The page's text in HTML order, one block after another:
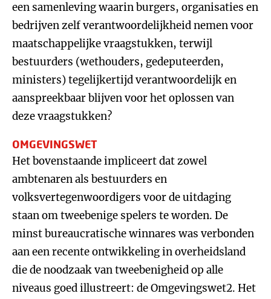
een samenleving waarin burgers, organisaties en
bedrijven zelf verantwoordelijkheid nemen voor
maatschappelijke vraagstukken, terwijl
bestuurders (wethouders, gedeputeerden,
ministers) tegelijkertijd verantwoordelijk en
aanspreekbaar blijven voor het oplossen van
deze vraagstukken?
OMGEVINGSWET
Het bovenstaande impliceert dat zowel
ambtenaren als bestuurders en
volksvertegenwoordigers voor de uitdaging
staan om tweebenige spelers te worden. De
minst bureaucratische winnares was verbonden
aan een recente ontwikkeling in overheidsland
die de noodzaak van tweebenigheid op alle
niveaus goed illustreert: de Omgevingswet2. Het